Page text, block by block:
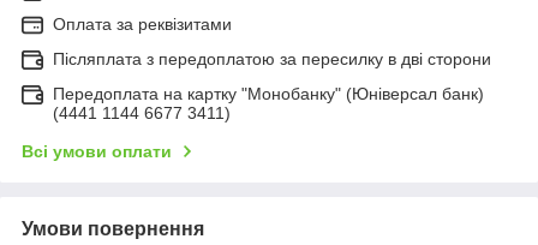
Оплата за реквізитами
Післяплата з передоплатою за пересилку в дві сторони
Передоплата на картку "Монобанку" (Юніверсал банк)
(4441 1144 6677 3411)
Всі умови оплати
Умови повернення